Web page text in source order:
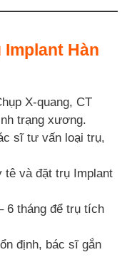
Hàn
X-quang, CT
trạng xương.
sĩ tư vấn loại trụ,
tê và đặt trụ Implant
6 tháng để trụ tích
định, bác sĩ gắn